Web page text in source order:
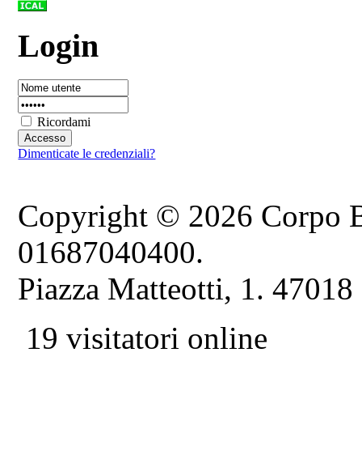
Login
Ricordami
Dimenticate le credenziali?
Copyright © 2026 Corpo
01687040400.
Piazza Matteotti, 1.
19 visitatori online